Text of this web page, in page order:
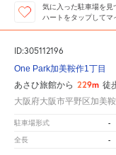
気に入った駐車場を見
ハートをタップしてマ
ID:305112196
One Park加美鞍作1丁目
あさひ旅館から 229m 徒
大阪府大阪市平野区加美
駐車場形式 -
全長 -